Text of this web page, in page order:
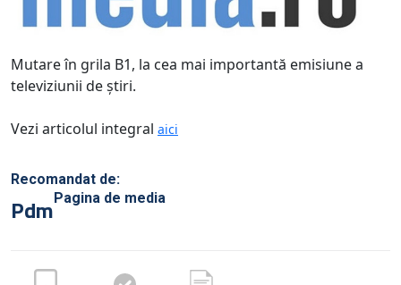
Mutare în grila B1, la cea mai importantă emisiune a
televiziunii de ştiri.
Vezi articolul integral aici
Recomandat de:
Pdm Pagina de media